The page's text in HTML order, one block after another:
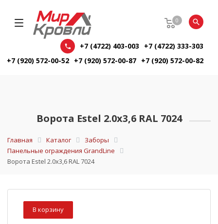
0
+7 (4722) 403-003
+7 (4722) 333-303
+7 (920) 572-00-52 +7 (920) 572-00-87 +7 (920) 572-00-82
Ворота Estel 2.0х3,6 RAL 7024
Главная Каталог
Заборы
Панельные ограждения GrandLine
Ворота Estel 2.0х3,6 RAL 7024
В корзину